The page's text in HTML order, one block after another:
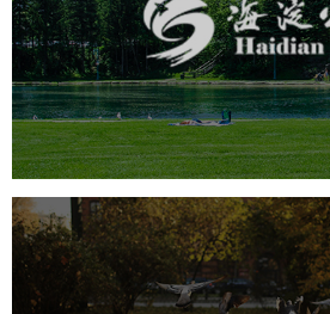
旅游休闲 公园 AI人工智能
智能大数据平台
AR太极
飞凤山奥